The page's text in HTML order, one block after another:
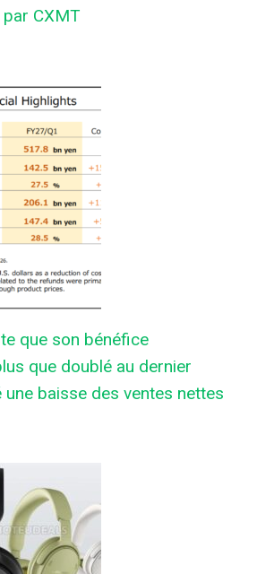
CXMT
que son bénéfice
que doublé au dernier
baisse des ventes nettes